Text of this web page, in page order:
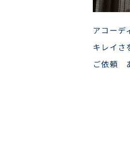
アコーデ
キレイさ
ご依頼